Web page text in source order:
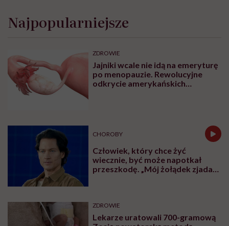
Najpopularniejsze
ZDROWIE
Jajniki wcale nie idą na emeryturę
po menopauzie. Rewolucyjne
odkrycie amerykańskich
CHOROBY
Człowiek, który chce żyć
wiecznie, być może napotkał
przeszkodę. „Mój żołądek zjada
ZDROWIE
Lekarze uratowali 700-gramową